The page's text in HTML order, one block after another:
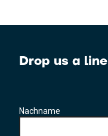
Drop us a line